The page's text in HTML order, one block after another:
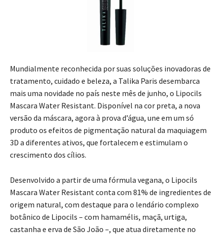
Mundialmente reconhecida por suas soluções inovadoras de
tratamento, cuidado e beleza, a Talika Paris desembarca
mais uma novidade no país neste mês de junho, o Lipocils
Mascara Water Resistant. Disponível na cor preta, a nova
versão da máscara, agora à prova d’água, une em um só
produto os efeitos de pigmentação natural da maquiagem
3D a diferentes ativos, que fortalecem e estimulam o
crescimento dos cílios.
Desenvolvido a partir de uma fórmula vegana, o Lipocils
Mascara Water Resistant conta com 81% de ingredientes de
origem natural, com destaque para o lendário complexo
botânico de Lipocils – com hamamélis, maçã, urtiga,
castanha e erva de São João –, que atua diretamente no